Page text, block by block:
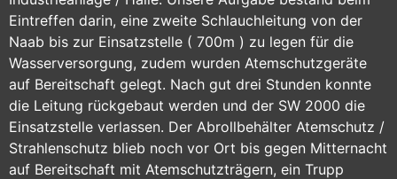
Eintreffen darin, eine zweite Schlauchleitung von der
Naab bis zur Einsatzstelle ( 700m ) zu legen für die
Wasserversorgung, zudem wurden Atemschutzgeräte
auf Bereitschaft gelegt. Nach gut drei Stunden konnte
die Leitung rückgebaut werden und der SW 2000 die
Einsatzstelle verlassen. Der Abrollbehälter Atemschutz /
Strahlenschutz blieb noch vor Ort bis gegen Mitternacht
auf Bereitschaft mit Atemschutzträgern, ein Trupp